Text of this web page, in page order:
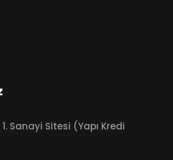
Sanayi Sitesi (Yapı Kredi